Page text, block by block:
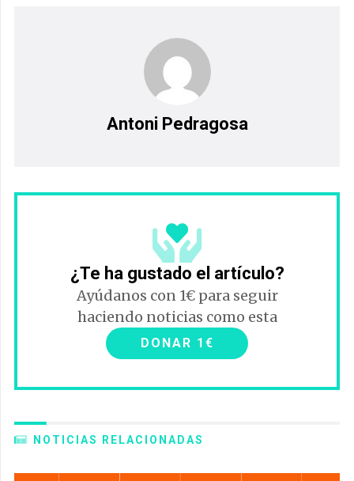
Antoni Pedragosa
¿Te ha gustado el artículo?
Ayúdanos con 1€ para seguir
haciendo noticias como esta
DONAR 1€
NOTICIAS RELACIONADAS